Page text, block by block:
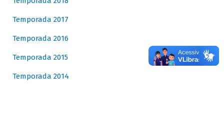
Temporada 2017
Temporada 2016
Temporada 2015
Temporada 2014